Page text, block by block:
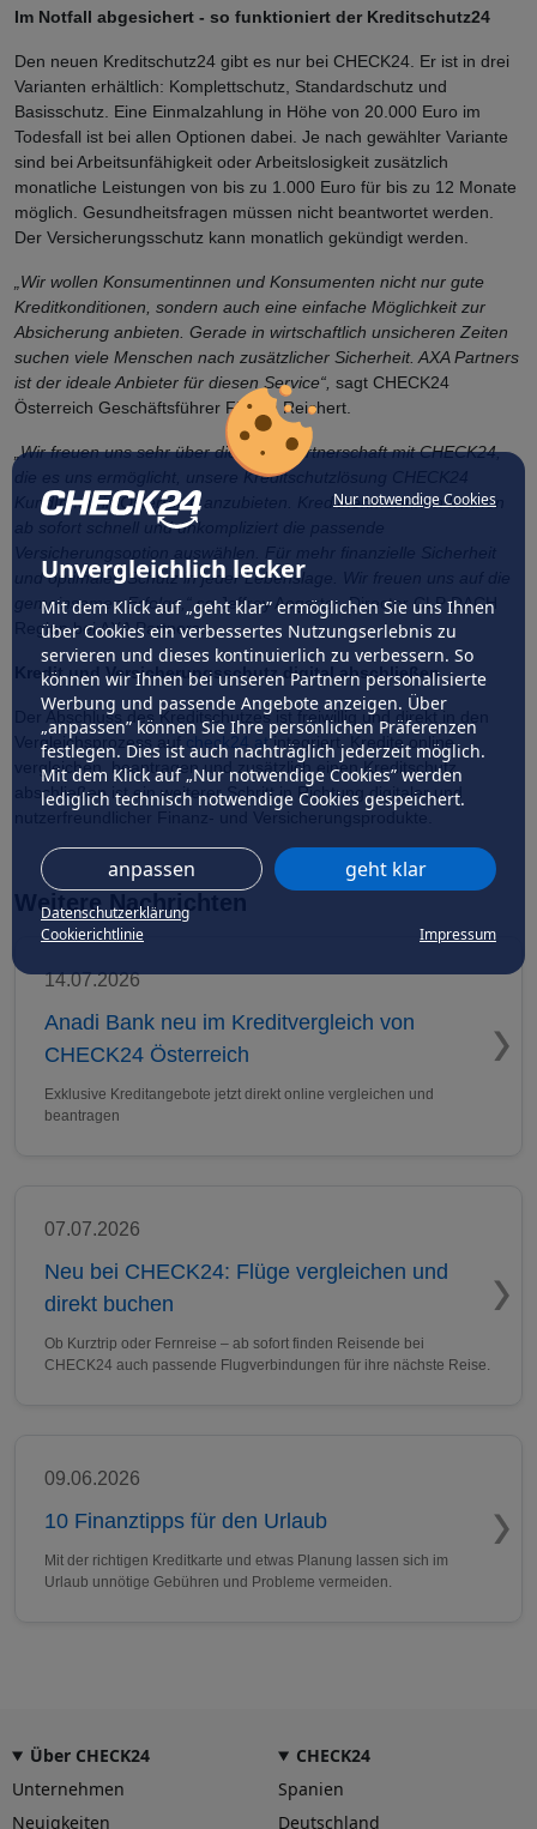
Nur notwendige Cookies
Unvergleichlich lecker
Mit dem Klick auf „geht klar” ermöglichen Sie uns Ihnen
über Cookies ein verbessertes Nutzungserlebnis zu
servieren und dieses kontinuierlich zu verbessern. So
können wir Ihnen bei unseren Partnern personalisierte
Werbung und passende Angebote anzeigen. Über
„anpassen” können Sie Ihre persönlichen Präferenzen
festlegen. Dies ist auch nachträglich jederzeit möglich.
Mit dem Klick auf „Nur notwendige Cookies” werden
lediglich technisch notwendige Cookies gespeichert.
anpassen geht klar
Datenschutzerklärung
Cookierichtlinie
Impressum
Im Notfall abgesichert - so funktioniert der Kreditschutz24
Den neuen Kreditschutz24 gibt es nur bei CHECK24. Er ist in drei
Varianten erhältlich: Komplettschutz, Standardschutz und
Basisschutz. Eine Einmalzahlung in Höhe von 20.000 Euro im
Todesfall ist bei allen Optionen dabei. Je nach gewählter Variante
sind bei Arbeitsunfähigkeit oder Arbeitslosigkeit zusätzlich
monatliche Leistungen von bis zu 1.000 Euro für bis zu 12 Monate
möglich. Gesundheitsfragen müssen nicht beantwortet werden.
Der Versicherungsschutz kann monatlich gekündigt werden.
„Wir wollen Konsumentinnen und Konsumenten nicht nur gute
Kreditkonditionen, sondern auch eine einfache Möglichkeit zur
Absicherung anbieten. Gerade in wirtschaftlich unsicheren Zeiten
suchen viele Menschen nach zusätzlicher Sicherheit. AXA Partners
ist der ideale Anbieter für diesen Service“, sagt CHECK24
Österreich Geschäftsführer Florian Reichert.
„Wir freuen uns sehr über die neue Partnerschaft mit CHECK24,
die es uns ermöglicht, unsere Kreditschutzlösung CHECK24
KundInnen in Österreich anzubieten. KreditnehmerInnen können
ab sofort schnell und unkompliziert die passende
und optimalen Schutz in jeder Lebenslage. Wir freuen uns auf die
gemeinsamen Erfolge,“
so Jeffrey Aegerter, Director CLP DACH
Region bei AXA Partners.
Kredit und Versicherungsschutz digital abschließen
Der Abschluss des Kreditschutzes ist freiwillig und direkt in den
Vergleichsprozess auf check24.atintegriert. Kredite online
vergleichen, beantragen und zusätzlich einen Kreditschutz
abschließen ist ein weiterer Schritt in Richtung digitaler und
Weitere Nachrichten
14.07.2026
Anadi Bank neu im Kreditvergleich von
CHECK24 Österreich
Exklusive Kreditangebote jetzt direkt online vergleichen und
beantragen
07.07.2026
Neu bei CHECK24: Flüge vergleichen und
direkt buchen
Ob Kurztrip oder Fernreise – ab sofort finden Reisende bei
CHECK24 auch passende Flugverbindungen für ihre nächste Reise.
09.06.2026
10 Finanztipps für den Urlaub
Mit der richtigen Kreditkarte und etwas Planung lassen sich im
Urlaub unnötige Gebühren und Probleme vermeiden.
Über CHECK24
Unternehmen
Neuigkeiten
CHECK24
Spanien
Deutschland